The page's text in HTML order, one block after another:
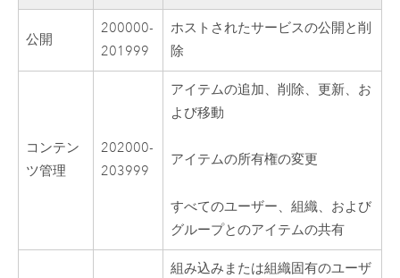
公開
200000-
201999
ホストされたサービスの公開と削
除
コンテン
ツ管理
202000-
203999
アイテムの追加、削除、更新、お
よび移動
アイテムの所有権の変更
すべてのユーザー、組織、および
グループとのアイテムの共有
組み込みまたは組織固有のユーザ